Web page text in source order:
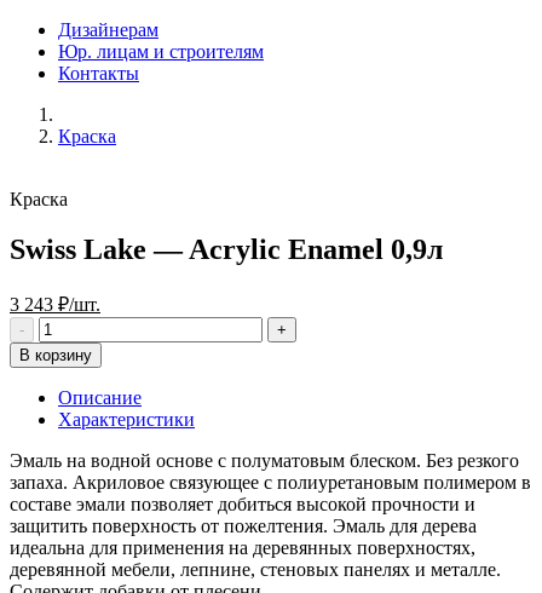
Дизайнерам
Юр. лицам и строителям
Контакты
Краска
Краска
Swiss Lake — Acrylic Enamel 0,9л
3 243 ₽/шт.
В корзину
Описание
Характеристики
Эмаль на водной основе с полуматовым блеском. Без резкого
запаха. Акриловое связующее с полиуретановым полимером в
составе эмали позволяет добиться высокой прочности и
защитить поверхность от пожелтения. Эмаль для дерева
идеальна для применения на деревянных поверхностях,
деревянной мебели, лепнине, стеновых панелях и металле.